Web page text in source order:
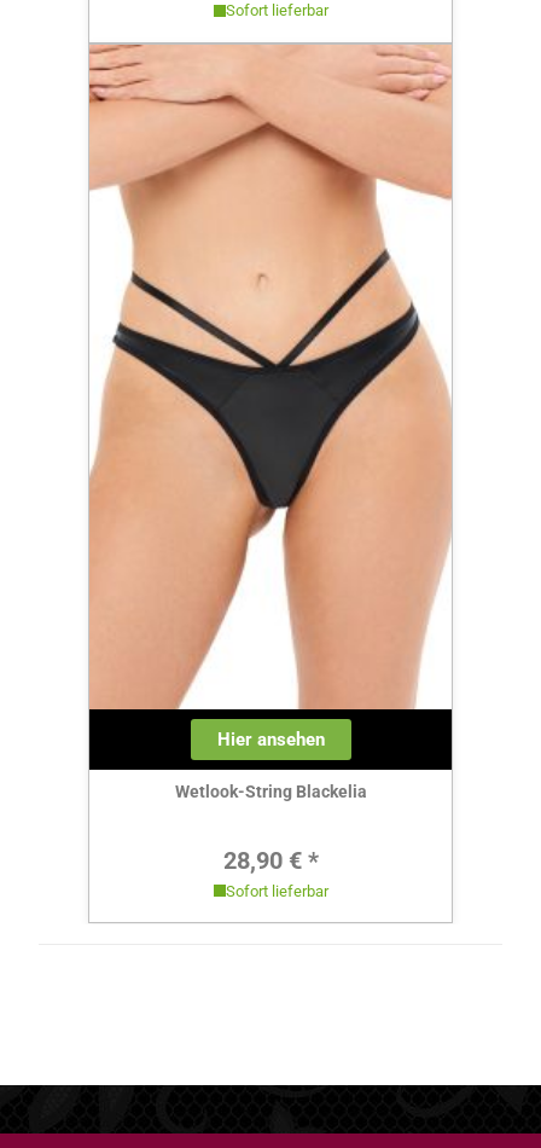
Sofort lieferbar
Hier ansehen
Wetlook-String Blackelia
Regulärer Preis:
28,90 € *
Sofort lieferbar